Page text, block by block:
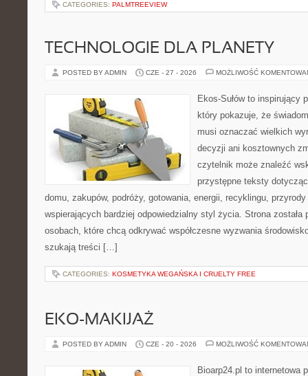
CATEGORIES: PALMTREEVIEW
TECHNOLOGIE DLA PLANETY
POSTED BY ADMIN CZE - 27 - 2026 MOŻLIWOŚĆ
Ekos-Sułów to inspirujący
który pokazuje, że
musi oznaczać wielkich
decyzji ani kosztownych
czytelnik może znaleźć
przystępne teksty
domu, zakupów, podróży, gotowania, energii, recyklingu,
wspierających bardziej odpowiedzialny styl życia. Strona została
osobach, które chcą odkrywać współczesne wyzwania
szukają treści […]
CATEGORIES: KOSMETYKA WEGAŃSKA I CRUELTY FREE
EKO-MAKIJAŻ
POSTED BY ADMIN CZE - 20 - 2026 MOŻLIWOŚĆ
Bioarp24.pl to internetowa